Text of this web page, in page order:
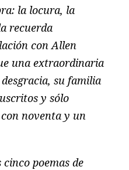
la locura, la
recuerda
con Allen
una extraordinaria
su familia
y sólo
noventa y un
poemas de